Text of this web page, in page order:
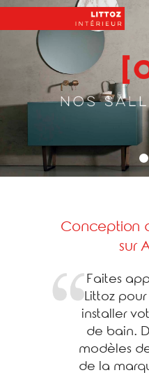
Conception
sur
Faites
Littoz
installer
de bain.
modèles
de la